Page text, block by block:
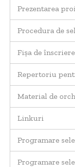
Prezentarea
Procedura de
Fișa de
Repertoriu
Material de
Linkuri
Programare
Programare